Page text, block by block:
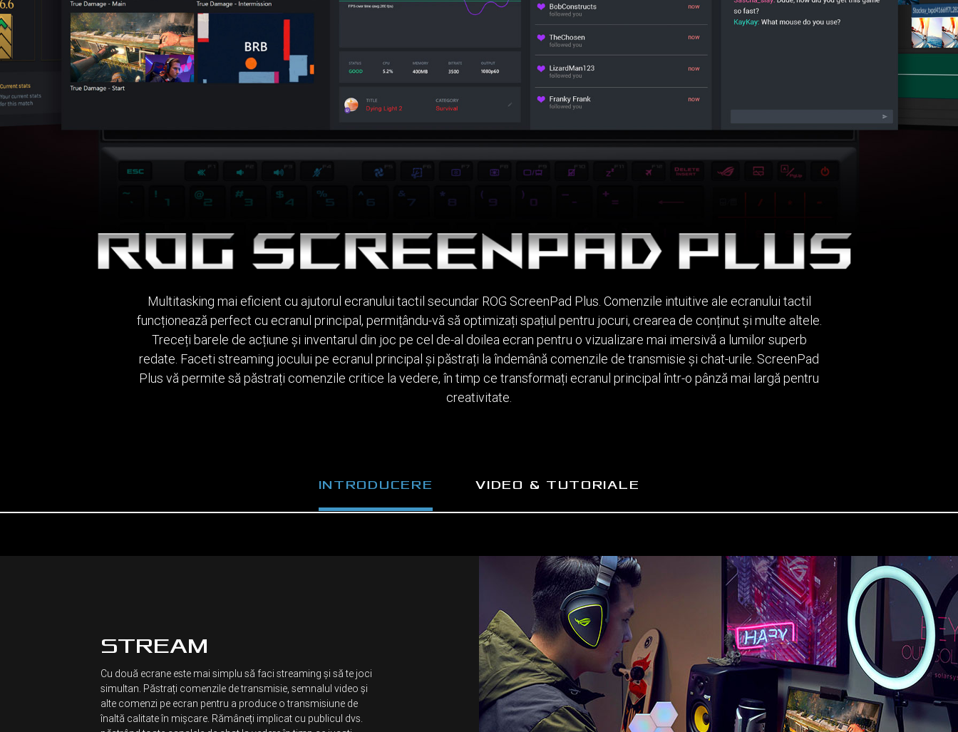
Multitasking mai eficient cu ajutorul ecranului tactil secundar ROG ScreenPad Plus. Comenzile intuitive ale ecranului tactil
funcționează perfect cu ecranul principal, permițându-vă să optimizați spațiul pentru jocuri, crearea de conținut și multe altele.
Treceți barele de acțiune și inventarul din joc pe cel de-al doilea ecran pentru o vizualizare mai imersivă a lumilor superb
redate. Faceti streaming jocului pe ecranul principal și păstrați la îndemână comenzile de transmisie și chat-urile. ScreenPad
Plus vă permite să păstrați comenzile critice la vedere, în timp ce transformați ecranul principal într-o pânză mai largă pentru
creativitate.
INTRODUCERE VIDEO & TUTORIALE
STREAM
Cu două ecrane este mai simplu să faci streaming și să te joci
simultan. Păstrați comenzile de transmisie, semnalul video și
alte comenzi pe ecran pentru a produce o transmisiune de
înaltă calitate în mișcare. Rămâneți implicat cu publicul dvs.